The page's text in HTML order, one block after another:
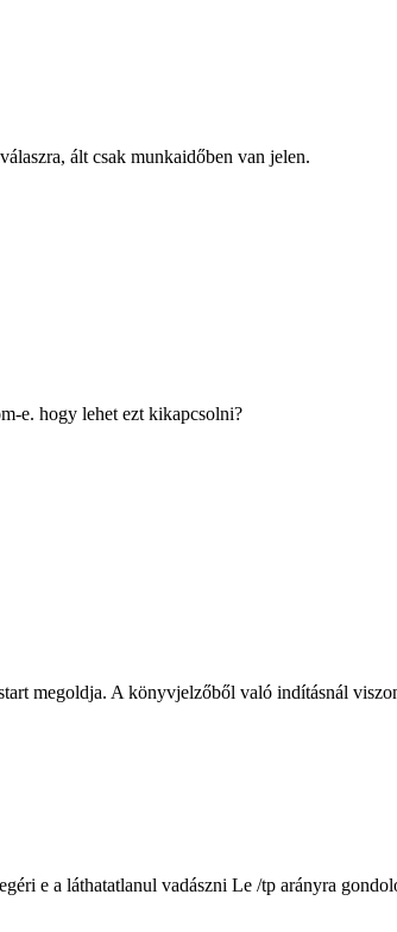
ált csak munkaidőben van jelen.
e. hogy lehet ezt kikapcsolni?
megoldja. A könyvjelzőből való indításnál
e a láthatatlanul vadászni Le /tp arányra